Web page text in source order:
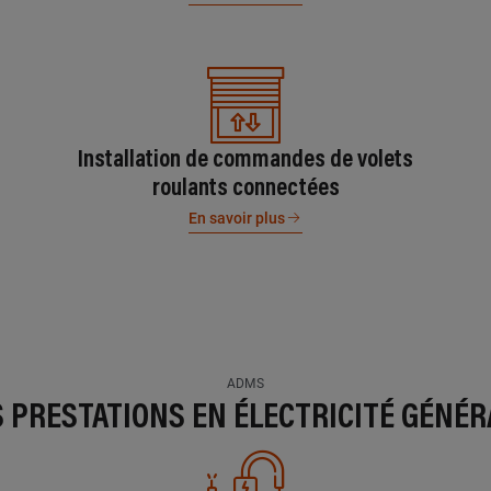
Installation de commandes de volets
roulants connectées
En savoir plus
ADMS
PRESTATIONS EN ÉLECTRICITÉ